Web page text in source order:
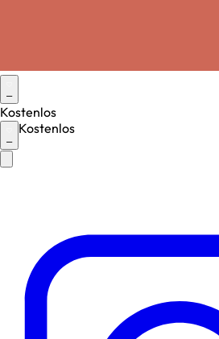
–
Kostenlos
–
Kostenlos